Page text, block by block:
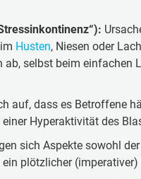
Husten, Niesen oder
selbst beim
auf, dass es Betroffene
Hyperaktivität des
sich Aspekte sowohl
plötzlicher (imperativer)